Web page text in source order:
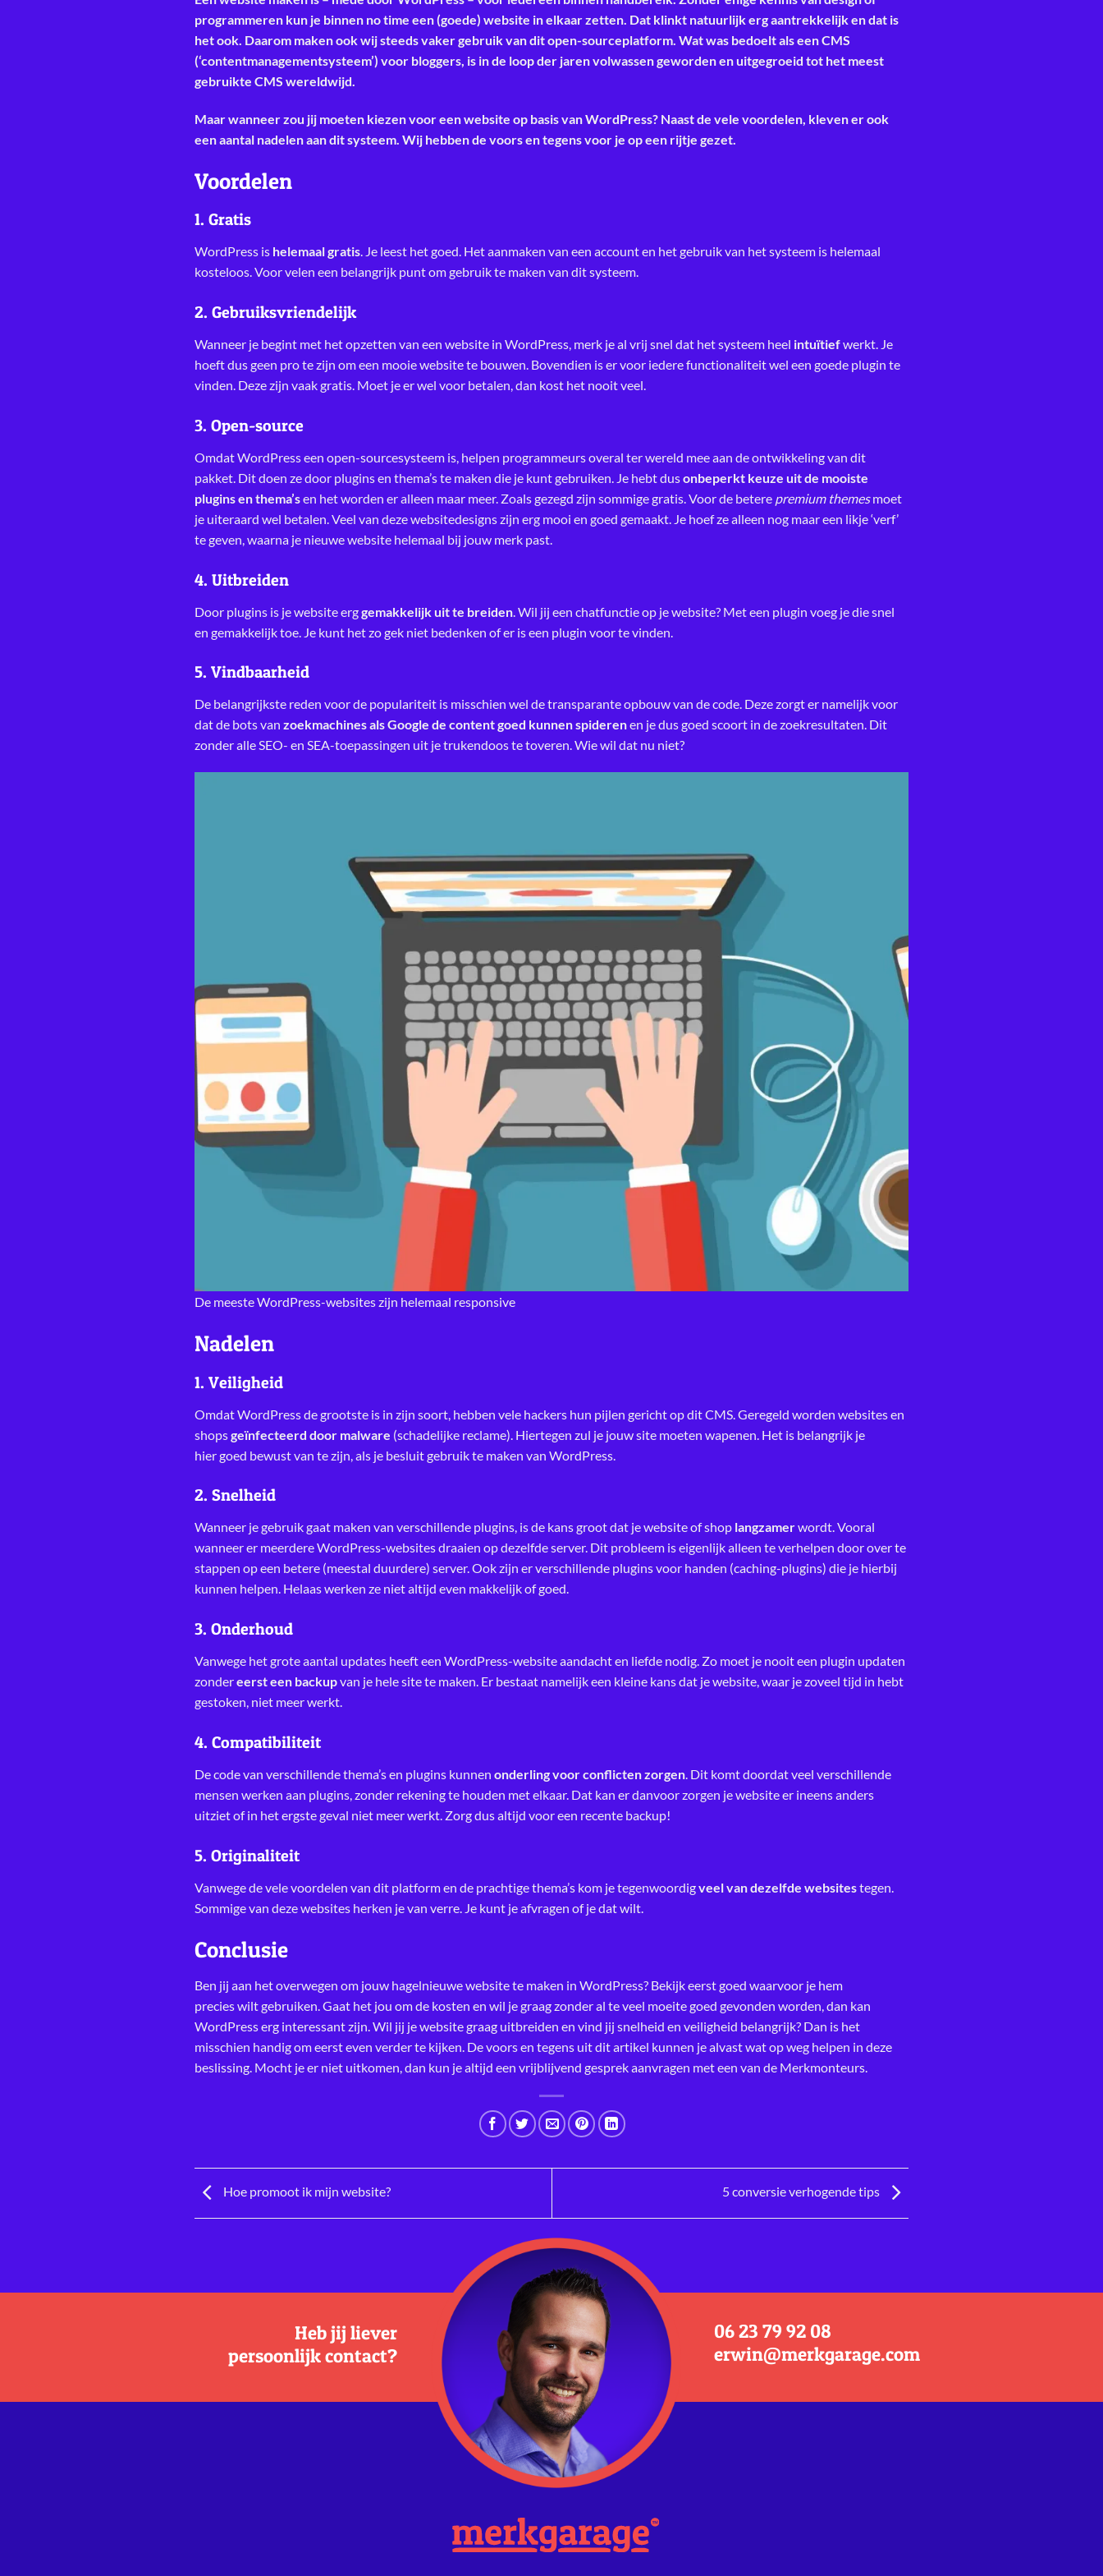
programmeren kun je binnen no time een (goede) website in elkaar zetten. Dat klinkt natuurlijk erg aantrekkelijk en dat is
het ook. Daarom maken ook wij steeds vaker gebruik van dit open-sourceplatform. Wat was bedoelt als een CMS
(‘contentmanagementsysteem’) voor bloggers, is in de loop der jaren volwassen geworden en uitgegroeid tot het meest
gebruikte CMS wereldwijd.
Maar wanneer zou jij moeten kiezen voor een website op basis van WordPress? Naast de vele voordelen, kleven er ook
een aantal nadelen aan dit systeem. Wij hebben de voors en tegens voor je op een rijtje gezet.
Voordelen
1. Gratis
WordPress is helemaal gratis. Je leest het goed. Het aanmaken van een account en het gebruik van het systeem is helemaal
kosteloos. Voor velen een belangrijk punt om gebruik te maken van dit systeem.
2. Gebruiksvriendelijk
Wanneer je begint met het opzetten van een website in WordPress, merk je al vrij snel dat het systeem heel intuïtiefwerkt. Je
hoeft dus geen pro te zijn om een mooie website te bouwen. Bovendien is er voor iedere functionaliteit wel een goede plugin te
vinden. Deze zijn vaak gratis. Moet je er wel voor betalen, dan kost het nooit veel.
3. Open-source
Omdat WordPress een open-sourcesysteem is, helpen programmeurs overal ter wereld mee aan de ontwikkeling van dit
pakket. Dit doen ze door plugins en thema’s te maken die je kunt gebruiken. Je hebt dusonbeperkt keuze uit de mooiste
plugins en thema’sen het worden er alleen maar meer. Zoals gezegd zijn sommige gratis. Voor de betere premium themesmoet
je uiteraard wel betalen. Veel van deze websitedesigns zijn erg mooi en goed gemaakt. Je hoef ze alleen nog maar een likje ‘verf’
te geven, waarna je nieuwe website helemaal bij jouw merk past.
4. Uitbreiden
Door plugins is je website erggemakkelijk uit te breiden . Wil jij een chatfunctie op je website? Met een plugin voeg je die snel
en gemakkelijk toe. Je kunt het zo gek niet bedenken of er is een plugin voor te vinden.
5. Vindbaarheid
De belangrijkste reden voor de populariteit is misschien wel de transparante opbouw van de code. Deze zorgt er namelijk voor
dat de bots van zoekmachines als Google de content goed kunnen spiderenen je dus goed scoort in de zoekresultaten. Dit
zonderalle SEO- en SEA-toepassingen uit je trukendoos te toveren. Wie wil dat nu niet?
De meeste WordPress-websites zijn helemaal responsive
Nadelen
1. Veiligheid
Omdat WordPress de grootste is in zijn soort, hebben vele hackers hun pijlen gericht op dit CMS. Geregeld worden websites en
shopsgeïnfecteerd door malware (schadelijke reclame). Hiertegen zul je jouw site moeten wapenen. Het is belangrijk je
hier goed bewust van te zijn, als je besluit gebruik te maken van WordPress.
2. Snelheid
Wanneer je gebruik gaat maken van verschillende plugins, is de kans groot dat je website of shop langzamerwordt. Vooral
wanneer er meerdere WordPress-websites draaien op dezelfde server. Dit probleem is eigenlijk alleen te verhelpen door over te
stappen op een betere (meestal duurdere) server. Ook zijn er verschillende plugins voor handen (caching-plugins) die je hierbij
kunnen helpen. Helaas werken ze niet altijd even makkelijk of goed.
3. Onderhoud
Vanwege het grote aantal updates heeft een WordPress-website aandacht en liefde nodig. Zo moet je nooit een plugin updaten
zondereerst een backupvan je hele site te maken. Er bestaat namelijk een kleine kans dat je website, waar je zoveel tijd in hebt
gestoken, niet meer werkt.
4. Compatibiliteit
De code van verschillende thema’s en plugins kunnen onderling voor conflicten zorgen. Dit komt doordat veel verschillende
mensen werken aan plugins, zonder rekening te houden met elkaar. Dat kan er danvoor zorgen je website er ineens anders
uitziet of in het ergste geval niet meer werkt. Zorg dus altijd voor een recente backup!
5. Originaliteit
Vanwege de vele voordelen van dit platform en de prachtige thema’s kom je tegenwoordigveel van dezelfde websitestegen.
Sommige van deze websites herken je van verre. Je kunt je afvragen of je dat wilt.
Conclusie
Ben jij aan het overwegen om jouw hagelnieuwe website te maken in WordPress? Bekijk eerst goed waarvoor je hem
precies wilt gebruiken. Gaat het jou om de kosten en wil je graag zonder al te veel moeite goed gevonden worden, dan kan
WordPress erg interessant zijn. Wil jij je website graag uitbreiden en vind jij snelheid en veiligheid belangrijk? Dan is het
misschien handig om eerst even verder te kijken. De voors en tegens uit dit artikel kunnen je alvast wat op weg helpen in deze
beslissing. Mocht je er niet uitkomen, dan kun je altijd een vrijblijvend gesprek aanvragen met een van de Merkmonteurs.
Hoe promoot ik mijn website? 5 conversie verhogende tips
Heb jij liever
persoonlijk contact?
06 23 79 92 08
erwin@merkgarage.com